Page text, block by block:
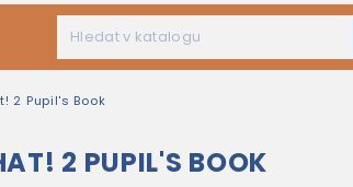
2 Pupil's Book
2 PUPIL'S BOOK